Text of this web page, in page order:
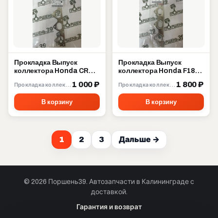
Прокладка Выпуск
коллектора Honda CRV
003
1 000 ₽
В корзину
Прокладка Выпуск
коллектора Honda F18A
004
1 800 ₽
В корзину
1 2 3 Дальше →
© 2026 Поршень39. Автозапчасти в Калининграде с
доставкой.
Гарантия и возврат
+7 901 390 0 390